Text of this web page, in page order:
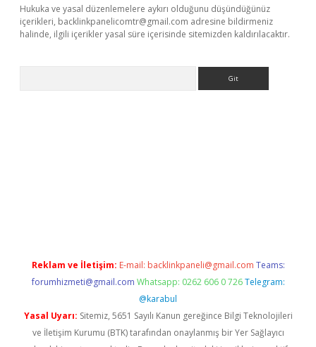
Hukuka ve yasal düzenlemelere aykırı olduğunu düşündüğünüz
içerikleri, backlinkpanelicomtr@gmail.com adresine bildirmeniz
halinde, ilgili içerikler yasal süre içerisinde sitemizden kaldırılacaktır.
Reklam ve İletişim: E-mail: backlinkpaneli@gmail.com Teams:
forumhizmeti@gmail.com Whatsapp: 0262 606 0 726 Telegram:
@karabul
Yasal Uyarı: Sitemiz, 5651 Sayılı Kanun gereğince Bilgi Teknolojileri
ve İletişim Kurumu (BTK) tarafından onaylanmış bir Yer Sağlayıcı